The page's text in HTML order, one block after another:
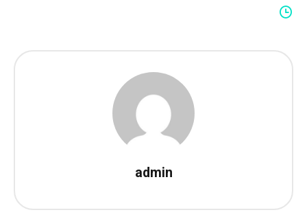
admin